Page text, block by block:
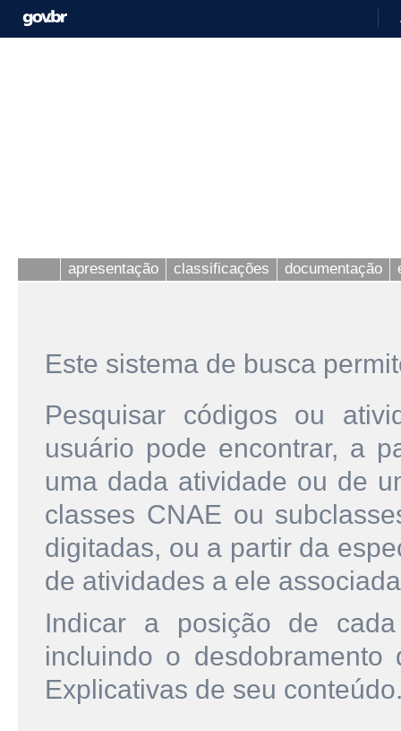
apresentação classificações documentação
Este sistema de busca
Pesquisar códigos ou
usuário pode encontrar, a
uma dada atividade ou de
classes CNAE ou
digitadas, ou a partir da
de atividades a ele
Indicar a posição de
incluindo o
Explicativas de seu